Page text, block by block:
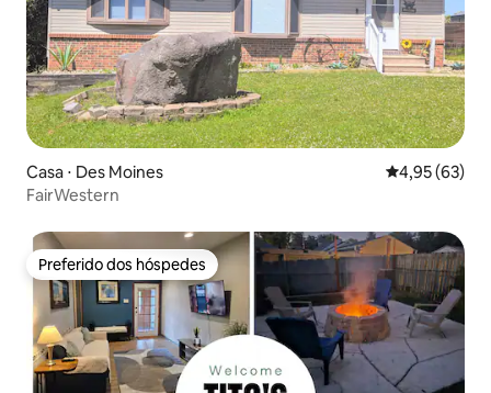
Casa ⋅ Des Moines 4,95 de uma
4,95 (63)
FairWestern
Preferido dos hóspedes
Preferido dos hóspedes